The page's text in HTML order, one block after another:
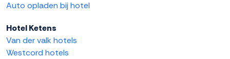
Auto opladen bij hotel
Hotel Ketens
Van der valk hotels
Westcord hotels